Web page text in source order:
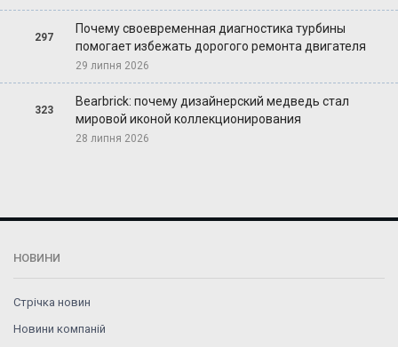
297
Почему своевременная диагностика турбины
помогает избежать дорогого ремонта двигателя
29 липня 2026
323
Bearbrick: почему дизайнерский медведь стал
мировой иконой коллекционирования
28 липня 2026
НОВИНИ
Стрічка новин
Новини компаній